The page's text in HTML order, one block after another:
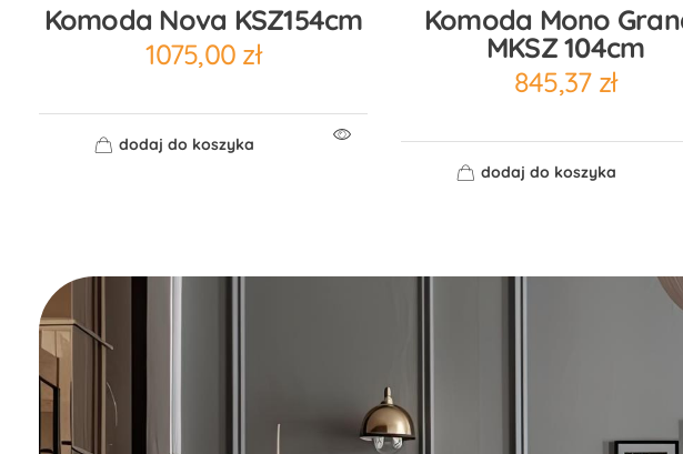
Komoda Nova KSZ154cm
1075,00 zł
dodaj do koszyka
Komoda Mono
MKSZ 104cm
845,37 zł
dodaj do koszyka